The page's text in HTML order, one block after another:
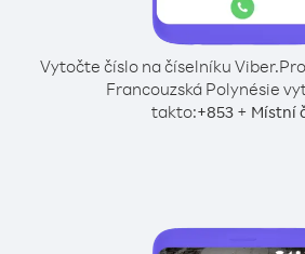
Vytočte číslo na číselníku Viber.
Francouzská Polynésie
takto:+853+ Místní